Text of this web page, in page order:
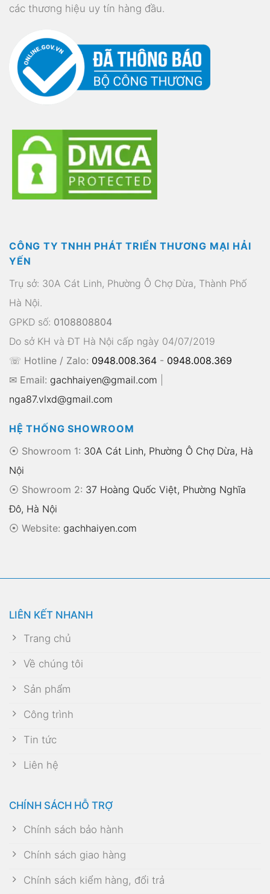
các thương hiệu uy tín hàng đầu.
CÔNG TY TNHH PHÁT TRIỂN THƯƠNG MẠI HẢI
YẾN
Trụ sở: 30A Cát Linh, Phường Ô Chợ Dừa, Thành Phố
Hà Nội.
GPKD số: 0108808804
Do sở KH và ĐT Hà Nội cấp ngày 04/07/2019
☏ Hotline / Zalo: 0948.008.364 - 0948.008.369
✉ Email: gachhaiyen@gmail.com
nga87.vlxd@gmail.com
HỆ THỐNG SHOWROOM
⦿ Showroom 1: 30A Cát Linh, Phường Ô Chợ Dừa, Hà
Nội
⦿ Showroom 2: 37 Hoàng Quốc Việt, Phường Nghĩa
Đô, Hà Nội
⦿ Website: gachhaiyen.com
LIÊN KẾT NHANH
Trang chủ
Về chúng tôi
Sản phẩm
Công trình
Tin tức
Liên hệ
CHÍNH SÁCH HỖ TRỢ
Chính sách bảo hành
Chính sách giao hàng
Chính sách kiểm hàng, đổi trả